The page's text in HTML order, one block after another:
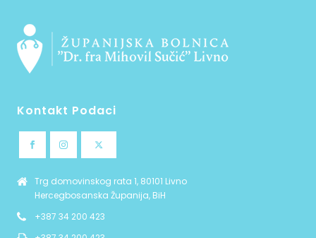
Kontakt Podaci
Trg domovinskog rata 1, 80101 Livno
Hercegbosanska Županija, BiH
+387 34 200 423